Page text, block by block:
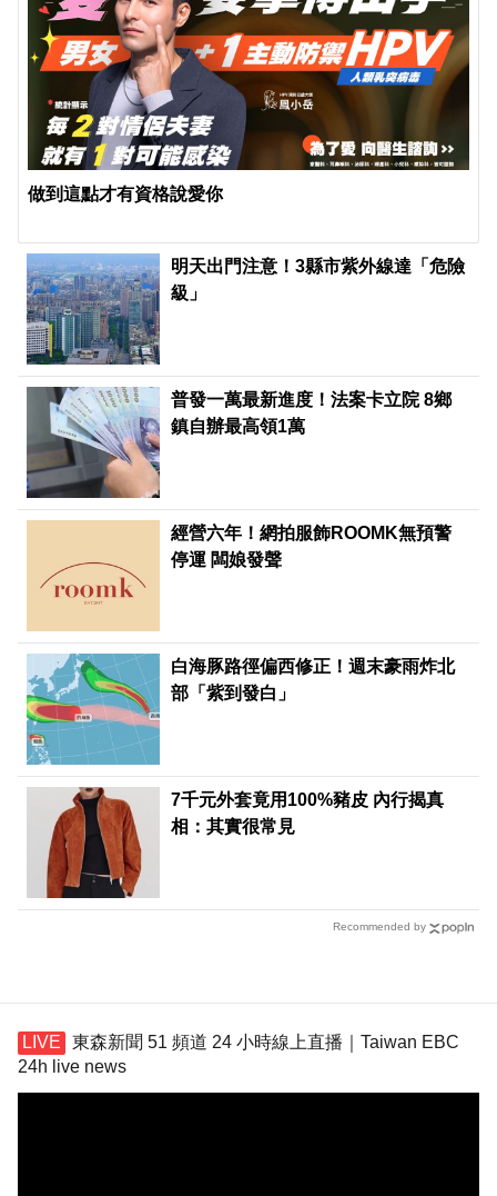
做到這點才有資格說愛你
明天出門注意！3縣市紫外線達「危險
級」
普發一萬最新進度！法案卡立院 8鄉
鎮自辦最高領1萬
經營六年！網拍服飾ROOMK無預警
停運 闆娘發聲
白海豚路徑偏西修正！週末豪雨炸北
部「紫到發白」
7千元外套竟用100%豬皮 內行揭真
相：其實很常見
Recommended by
東森新聞 51 頻道 24 小時線上直播｜Taiwan EBC
24h live news